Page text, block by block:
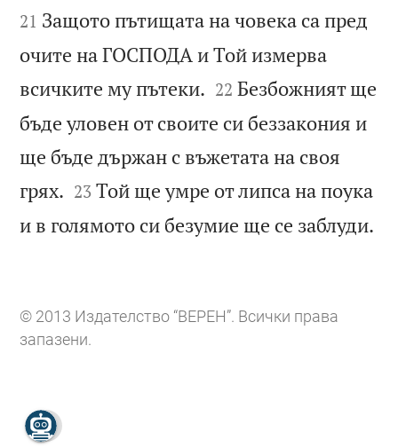
21 Защото пътищата на човека са пред
очите на ГОСПОДА и Той измерва
всичките му пътеки. 

22 Безбожният ще
бъде уловен от своите си беззакония и
ще бъде държан с въжетата на своя
грях. 

23 Той ще умре от липса на поука
и в голямото си безумие ще се заблуди.
© 2013 Издателство “ВЕРЕН”. Всички права
запазени.